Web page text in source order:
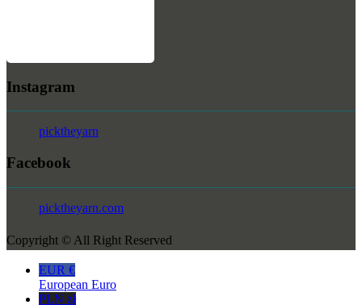
Instagram
picktheyarn
Facebook
picktheyarn.com
Copyright © All Right Reserved
EUR €
European Euro
PLN zł